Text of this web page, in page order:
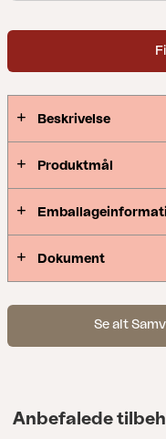
Beskrivelse
Produktmål
Dokument
Se alt
Anbefalede